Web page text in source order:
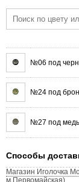
№06 под
№24 под
№27 под медь
Способы
Магазин Иголочка